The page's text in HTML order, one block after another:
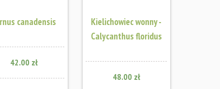
canadensis
42.00 zł
Kielichowiec wonny -
Calycanthus floridus
48.00 zł